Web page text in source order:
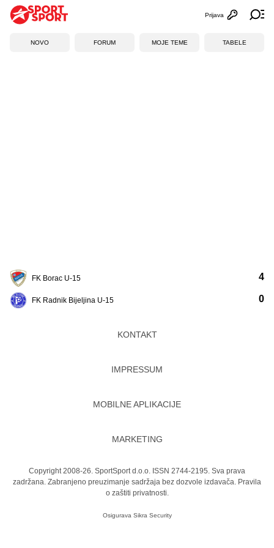
Otvori
Prijava
NOVO FORUM MOJE TEME TABELE
FK Borac U-15
FK Radnik Bijeljina U-15
4
0
KONTAKT
IMPRESSUM
MOBILNE APLIKACIJE
MARKETING
Copyright 2008-26. SportSport d.o.o. ISSN 2744-2195. Sva prava
zadržana. Zabranjeno preuzimanje sadržaja bez dozvole izdavača. Pravila
o zaštiti privatnosti.
Osigurava Sikra Security